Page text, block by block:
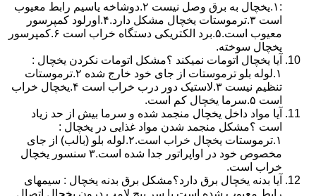
:۱.یخچال به برق وصل نیست ۲.دوشاخه یاسیم رابط معیوب
است ۳.ترموستات یخچال مشکل دارد.۴.اورلود کمپرسور
معیوب است.۵.برد الکتریکی دستگاه خراب است ۶.کمپرسور
یخچال سوخته.
آیا یخچال اتومات نمیکند ؟مشکل اتومات نکردن یخچال :
۱.لوله بلو ترموستات از جای خود خارج شده ۲.ترموستات
تنظیم نیست ۳.لاستیک دور درب خراب است ۴.یخچال خراب
است ۵.سرما یخچال کم است.
آیا مواد داخل یخچال منجمد شده و سرما بیش از حد زیاد
است ؟مشکل منجمد شدن مواد غذایی در یخچال :
۱.ترموستات یخچال خراب است.۲.لوله بلو (بالب) از جای
مخصوص خود در اواپراتور جدا شده است.۳ سنسور یخچال
خراب است.
آیا بدنه یخچال برق دارد؟مشکل برق بدنه یخچال : سیمهای
رابط معیوب شده است یا سر پیچ لامپ درون یخچال اتصال